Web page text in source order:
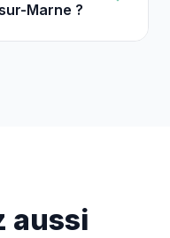
Marne ?
aussi